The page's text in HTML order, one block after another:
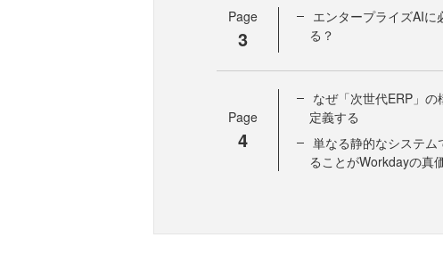
Page
3
エンタープライズAIに
る？
Page
4
なぜ「次世代ERP」
定義する
単なる静的なシステ
ることがWorkdayの真